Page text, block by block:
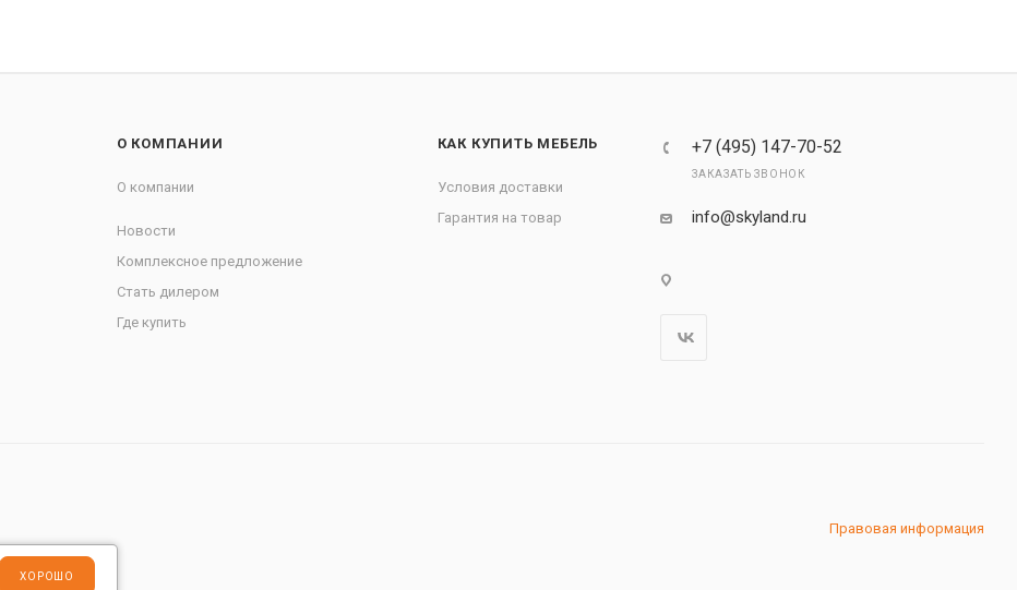
О КОМПАНИИ
О компании
Новости
Комплексное предложение
Стать дилером
Где купить
КАК КУПИТЬ МЕБЕЛЬ
Условия доставки
Гарантия на товар
+7 (495) 147-70-52
ЗАКАЗАТЬ ЗВОНОК
info@skyland.ru
Правовая информация
ХОРОШО